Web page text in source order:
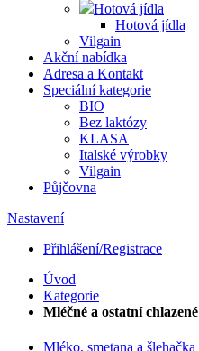
Hotová jídla
Hotová jídla
Vilgain
Akční nabídka
Adresa a Kontakt
Speciální kategorie
BIO
Bez laktózy
KLASA
Italské výrobky
Vilgain
Půjčovna
Nastavení
Přihlášení/Registrace
Úvod
Kategorie
Mléčné a ostatní chlazené
Mléko, smetana a šlehačka